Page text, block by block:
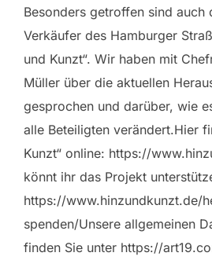
Besonders getroffen sind auch
Verkäufer des Hamburger
und Kunzt“. Wir haben mit
Müller über die aktuellen
gesprochen und darüber, wie
alle Beteiligten verändert.Hier
Kunzt“ online: https://
könnt ihr das Projekt
https://www.hinzundkunzt.de/
spenden/Unsere allgemeinen
finden Sie unter https://